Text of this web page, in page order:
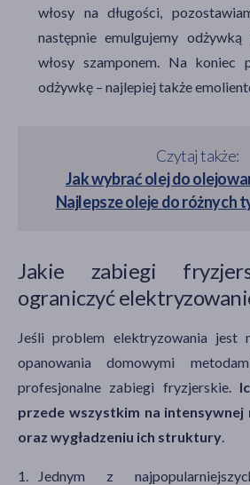
włosy na długości,
następnie emulgujemy
włosy szamponem. Na koniec
odżywkę – najlepiej także
Czytaj także:
Jak wybrać olej do
Najlepsze oleje do różnych
Jakie zabiegi
ograniczyć
Jeśli problem elektryzowania jest
opanowania domowymi
profesjonalne zabiegi fryzjerskie.
przede wszystkim na intensywnej
oraz wygładzeniu ich struktury
Jednym z